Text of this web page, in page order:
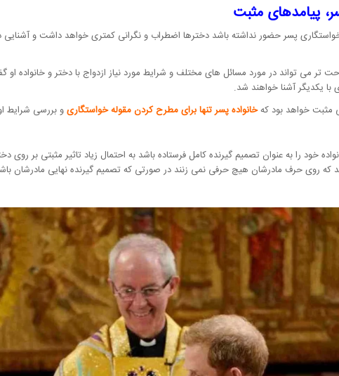
پیامدهای مثبت
پسر حضور نداشته باشد دخترها اضطراب و نگرانی کمتری خواهد داشت و
تر می تواند در مورد مسائل های مختلف و شرایط مورد نیاز ازدواج با دختر و خانواده
با یکدیگر آشنا خواهند شد.
مثبت خواهد بود کهخانواده پسر تنها برای مطرح کردن مقوله خواستگاریو بررسی شرایط
خود را به عنوان تصمیم گیرنده کامل فرستاده باشد به احتمال زیاد تاثیر مثبتی بر روی
که روی حرف مادرشان هیچ حرفی نمی زنند در صورتی که تصمیم گیرنده نهایی مادرشان